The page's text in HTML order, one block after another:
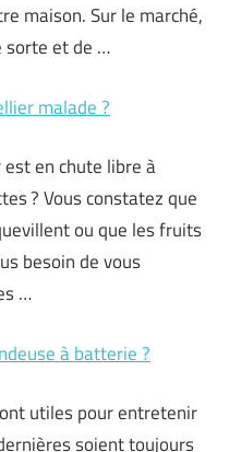
maison. Sur le marché,
sorte et de …
malade ?
en chute libre à
? Vous constatez que
ou que les fruits
besoin de vous
…
à batterie ?
utiles pour entretenir
soient toujours